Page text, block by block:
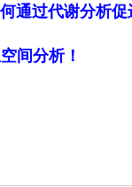
通过代谢分析
间分析！